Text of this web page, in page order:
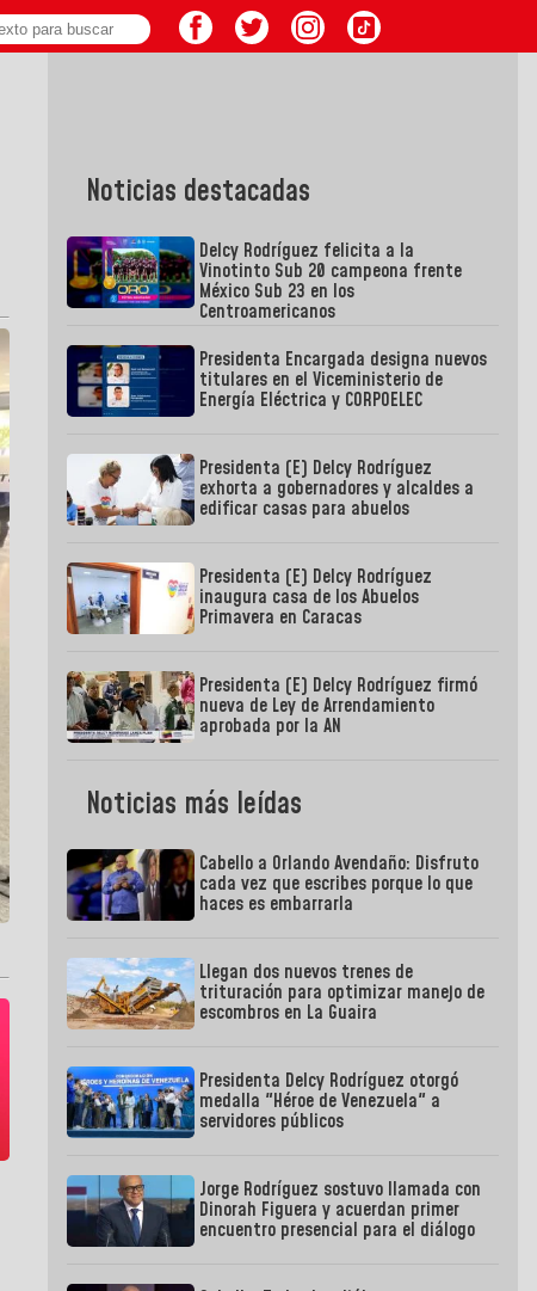
Noticias destacadas
Delcy Rodríguez felicita a la
Vinotinto Sub 20 campeona frente
México Sub 23 en los
Centroamericanos
Presidenta Encargada designa nuevos
titulares en el Viceministerio de
Energía Eléctrica y CORPOELEC
Presidenta (E) Delcy Rodríguez
exhorta a gobernadores y alcaldes a
edificar casas para abuelos
Presidenta (E) Delcy Rodríguez
inaugura casa de los Abuelos
Primavera en Caracas
Presidenta (E) Delcy Rodríguez firmó
nueva de Ley de Arrendamiento
aprobada por la AN
Noticias más leídas
Cabello a Orlando Avendaño: Disfruto
cada vez que escribes porque lo que
haces es embarrarla
Llegan dos nuevos trenes de
trituración para optimizar manejo de
escombros en La Guaira
Presidenta Delcy Rodríguez otorgó
medalla "Héroe de Venezuela" a
servidores públicos
Jorge Rodríguez sostuvo llamada con
Dinorah Figuera y acuerdan primer
encuentro presencial para el diálogo